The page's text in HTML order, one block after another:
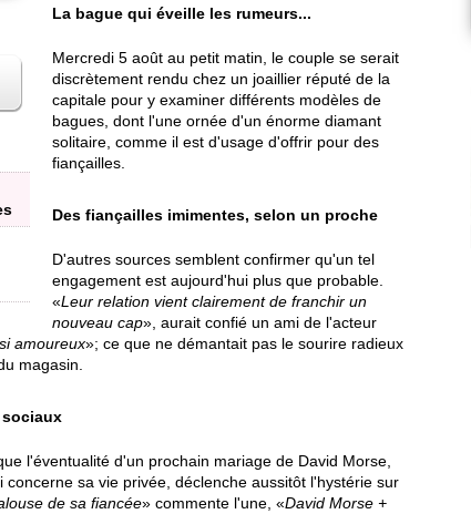
La bague qui éveille les rumeurs...
Mercredi 5 août au petit matin, le couple se serait
discrètement rendu chez un joaillier réputé de la
capitale pour y examiner différents modèles de
bagues, dont l'une ornée d'un énorme diamant
solitaire, comme il est d'usage d'offrir pour des
fiançailles.
Des fiançailles imimentes, selon un proche
D'autres sources semblent confirmer qu'un tel
engagement est aujourd'hui plus que probable.
«Leur relation vient clairement de franchir un
nouveau cap», aurait confié un ami de l'acteur
amoureux»; ce que ne démantait pas le sourire radieux
magasin.
sociaux
l'éventualité d'un prochain mariage de David Morse,
sa vie privée, déclenche aussitôt l'hystérie sur
de sa fiancée» commente l'une, «David Morse +